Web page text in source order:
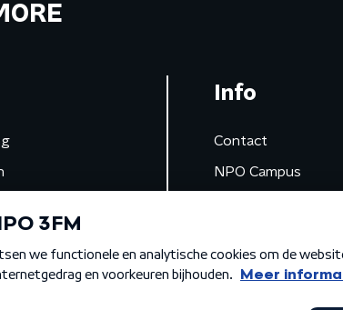
Info
Contact
NPO Campus
Privacybeleid